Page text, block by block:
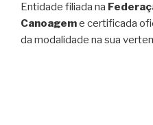
Entidade filiada na
Canoageme certificada
da modalidade na sua